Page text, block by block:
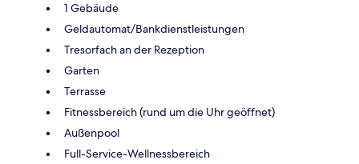
1 Gebäude
Geldautomat/Bankdienstleistungen
Tresorfach an der Rezeption
Garten
Terrasse
Fitnessbereich (rund um die Uhr geöffnet)
Außenpool
Full-Service-Wellnessbereich